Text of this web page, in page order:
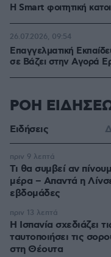
Η Smart φοιτητική
Επαγγελματική
σε Bάζει στην Aγορά
26.07.2026, 09:54
ΡΟΗ
Ειδήσεις
Τι θα συμβεί αν
μέρα – Απαντά η
εβδομάδες
πριν 9 λεπτά
Η Ισπανία σχεδιάζει
ταυτοποιήσει τις
στη Θέουτα
πριν 13 λεπτά